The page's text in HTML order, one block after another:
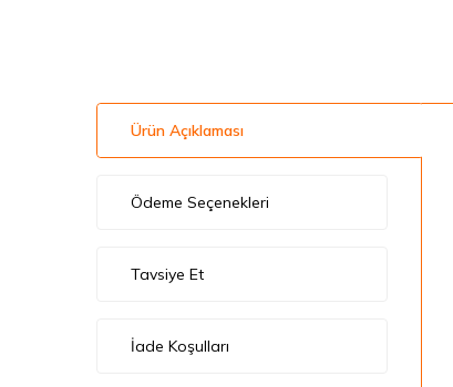
Ürün Açıklaması
Ödeme Seçenekleri
Tavsiye Et
İade Koşulları